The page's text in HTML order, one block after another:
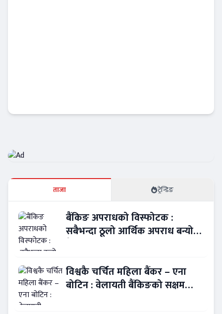
ताजा ट्रेन्डिङ
बैंकिङ अपराधको विस्फोटक :
सबैभन्दा ठूलो आर्थिक अपराध बन्यो
विश्वकै चर्चित महिला बैंकर – एना
बोटिन : वेलायती बैंकिङको सक्षम